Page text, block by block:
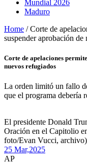
Mundial 2026
Maduro
Home / Corte de
suspender aprobación de
Corte de apelaciones
nuevos refugiados
La orden limitó un fallo
que el programa debería
El presidente Donald
Oración en el Capitolio
foto/Evan Vucci, archivo)
25 Mar,2025
AP